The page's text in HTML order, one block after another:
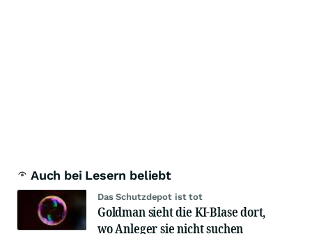
Auch bei Lesern beliebt
Das Schutzdepot ist tot
Goldman sieht die KI-Blase dort,
wo Anleger sie nicht suchen